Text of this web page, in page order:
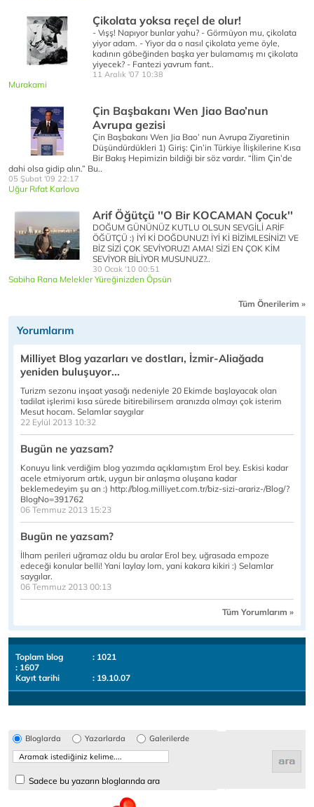
Çikolata yoksa reçel de olur!
- Vışş! Napıyor bunlar yahu? - Görmüyon mu, çikolata
yiyor adam. - Yiyor da o nasıl çikolata yeme öyle,
kadının göbeğinden başka yer bulamamış mı çikolata
yiyecek? - Fantezi yavrum fant..
11 Aralık '07 10:38
Murakami
Çin Başbakanı Wen Jiao Bao’nun
Avrupa gezisi
Çin Başbakanı Wen Jia Bao’ nun Avrupa Ziyaretinin
Düşündürdükleri 1) Giriş: Çin’in Türkiye İlişkilerine Kısa
Bir Bakış Hepimizin bildiği bir söz vardır. “İlim Çin’de
dahi olsa gidip alın.” Bu..
05 Şubat '09 22:17
Uğur Rıfat Karlova
Arif Öğütçü ''O Bir KOCAMAN Çocuk''
DOĞUM GÜNÜNÜZ KUTLU OLSUN SEVGİLİ ARİF
ÖĞÜTÇÜ :) İYİ Kİ DOĞDUNUZ! İYİ Kİ BİZİMLESİNİZ! VE
BİZ SİZİ ÇOK SEVİYORUZ! AMA! SİZİ EN ÇOK KİM
SEVİYOR BİLİYOR MUSUNUZ?..
30 Ocak '10 00:51
Sabiha Rana Melekler Yüreğinizden Öpsün
Tüm Önerilerim »
Yorumlarım
Milliyet Blog yazarları ve dostları, İzmir-Aliağada
yeniden buluşuyor...
Turizm sezonu inşaat yasağı nedeniyle 20 Ekimde başlayacak olan
tadilat işlerimi kısa sürede bitirebilirsem aranızda olmayı çok isterim
Mesut hocam. Selamlar saygılar
22 Eylül 2013 10:32
Bugün ne yazsam?
Konuyu link verdiğim blog yazımda açıklamıştım Erol bey. Eskisi kadar
acele etmiyorum artık, uygun bir anlaşma oluşana kadar
beklemedeyim şu an :) http://blog.milliyet.com.tr/biz-sizi-arariz-/Blog/?
BlogNo=391762
06 Temmuz 2013 15:23
Bugün ne yazsam?
İlham perileri uğramaz oldu bu aralar Erol bey, uğrasada empoze
edeceği konular belli! Yani laylay lom, yani kakara kikiri :) Selamlar
saygılar.
06 Temmuz 2013 00:13
Tüm Yorumlarım »
Toplam blog
: 1021
: 1607
Kayıt tarihi
: 19.10.07
Bloglarda Yazarlarda Galerilerde
Sadece bu yazarın bloglarında ara